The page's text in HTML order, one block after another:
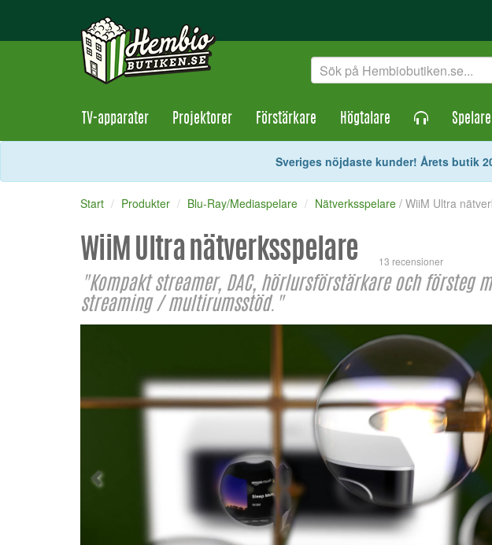
TV-apparater Projektorer Förstärkare Högtalare Spelare
Sveriges nöjdaste kunder! Årets butik
Start Produkter Blu-Ray/Mediaspelare Nätverksspelare / WiiM Ultra
WiiM Ultra nätverksspelare 13 recensioner
"Kompakt streamer, DAC, hörlursförstärkare och
streaming / multirumsstöd."